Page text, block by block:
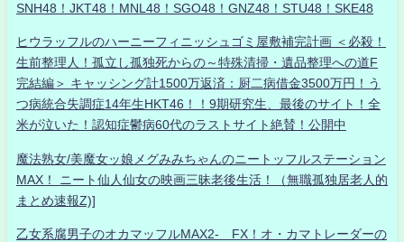
SNH48！JKT48！MNL48！SGO48！GNZ48！STU48！SKE48
ヒウラッフルのハーニーフィニッシュゴミ屋敷補完計画 ＜必殺！
生前整理人！孤立し孤独死からの～特殊清掃・遺品整理への道F
完結編＞ キャッシング計1500万返済：厨二病借金3500万円！う
つ病統合失調症14年生HKT46！！9期研究生、最後のサイト！全
米が泣いた！認知症鬱病60代のラストサイト絶賛！公開中
魔法熟女/美魔女ッ娘メグみみちゃんのニートッフルステーション
MAX！ ニート仙人仙女の映画三昧老後生活！（無職孤独居老人的
まとめ速報Z)]
乙女系腐男子のオカマッフルMAX2- FX！オ・カマトレーダーの